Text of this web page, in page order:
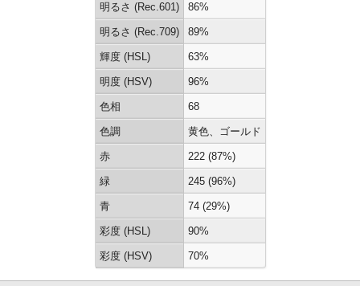
明るさ (Rec.601) 86%
明るさ (Rec.709) 89%
輝度 (HSL) 63%
明度 (HSV) 96%
色相 68
色調 黄色、ゴールド
赤 222 (87%)
緑 245 (96%)
青 74 (29%)
彩度 (HSL) 90%
彩度 (HSV) 70%